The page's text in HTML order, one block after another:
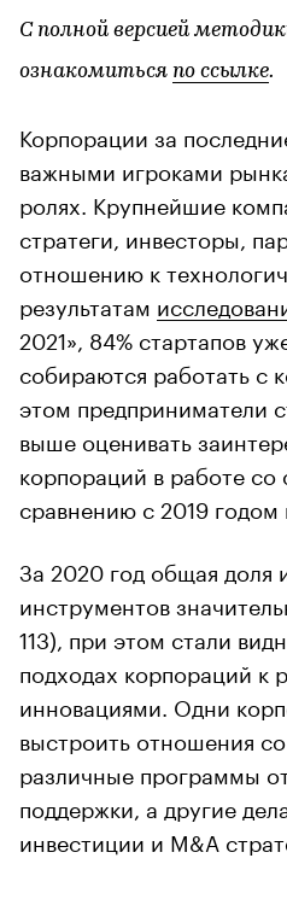
С полной версией
ознакомиться по ссылке.
Корпорации за
важными игроками
ролях. Крупнейшие
стратеги, инвесторы,
отношению к
результатам
2021», 84% стартапов
собираются работать с
этом предприниматели
выше оценивать
корпораций в работе со
сравнению с 2019 годом
За 2020 год общая доля
инструментов
113), при этом стали
подходах корпораций к
инновациями. Одни
выстроить отношения
различные программы
поддержки, а другие
инвестиции и M&A